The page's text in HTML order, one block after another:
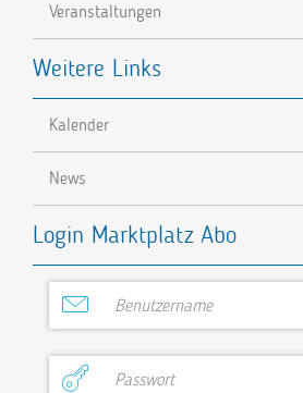
Veranstaltungen
Weitere Links
Kalender
News
Login Marktplatz Abo